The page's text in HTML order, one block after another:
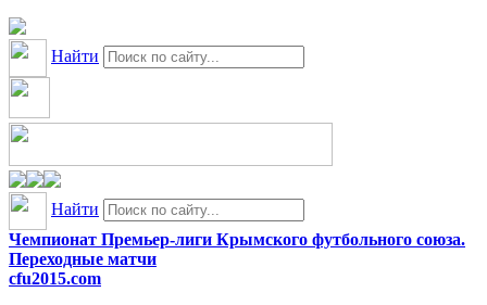
Найти
Найти
Чемпионат Премьер-лиги Крымского футбольного союза.
Переходные матчи
cfu2015.com